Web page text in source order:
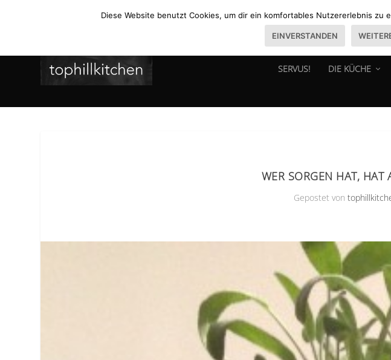
SERVUS! DIE KÜCHE
WER SORGEN HAT,
Gepostet von
Diese Website benutzt Cookies, um dir ein komfortables Nutzererlebnis
EINVERSTANDEN